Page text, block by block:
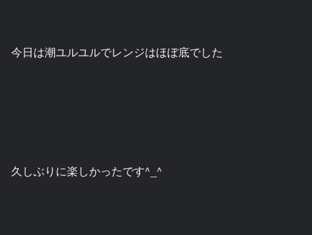
今日は潮ユルユルでレンジはほぼ底でした
久しぶりに楽しかったです^_^